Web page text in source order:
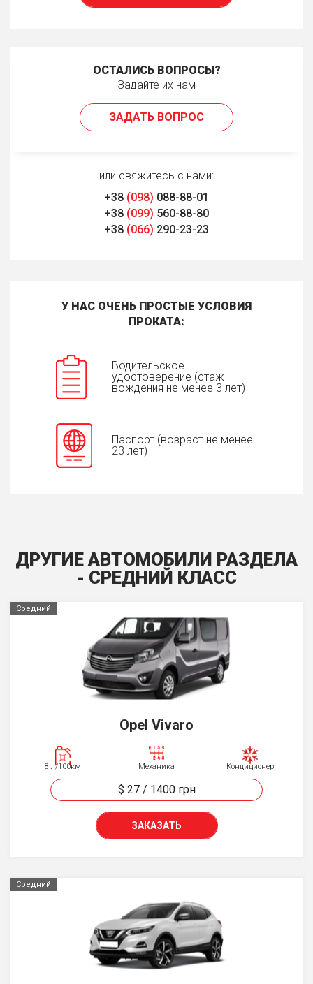
ОСТАЛИСЬ ВОПРОСЫ?
Задайте их нам
ЗАДАТЬ ВОПРОС
или свяжитесь с нами:
+38 (098) 088-88-01
+38 (099) 560-88-80
+38 (066) 290-23-23
У НАС ОЧЕНЬ ПРОСТЫЕ УСЛОВИЯ
ПРОКАТА:
Водительское
удостоверение (стаж
вождения не менее 3 лет)
Паспорт (возраст не менее
23 лет)
ДРУГИЕ АВТОМОБИЛИ РАЗДЕЛА
- СРЕДНИЙ КЛАСС
Средний
Opel Vivaro
8 л/100км Механика Кондиционер
$ 27/ 1400 грн
ЗАКАЗАТЬ
Средний